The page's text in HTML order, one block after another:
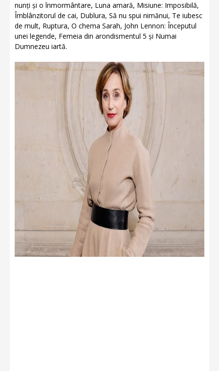
nunți și o înmormântare, Luna amară, Misiune: Imposibilă,
Îmblânzitorul de cai, Dublura, Să nu spui nimănui, Te iubesc
de mult, Ruptura, O chema Sarah, John Lennon: Începutul
unei legende, Femeia din arondismentul 5 și Numai
Dumnezeu iartă.